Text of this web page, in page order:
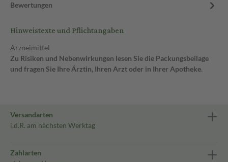
Bewertungen
Hinweistexte und Pflichtangaben
Arzneimittel
Zu Risiken und Nebenwirkungen lesen Sie die Packungsbeilage
und fragen Sie Ihre Ärztin, Ihren Arzt oder in Ihrer Apotheke.
Versandarten
i.d.R. am nächsten Werktag
Zahlarten